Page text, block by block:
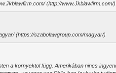
(http://www.Jkblawfirm.com/)
(https://szabolawgroup.com/magyar/)
a kornyektol függ. Amerikában nincs